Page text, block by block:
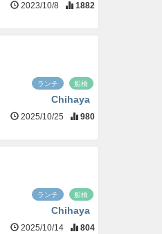
2023/10/8 1882
ランチ 船橋
Chihaya
2025/10/25 980
ランチ 船橋
Chihaya
2025/10/14 804